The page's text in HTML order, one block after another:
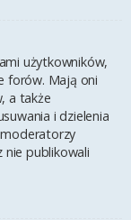
użytkowników,
forów. Mają oni
a także
i dzielenia
nie publikowali